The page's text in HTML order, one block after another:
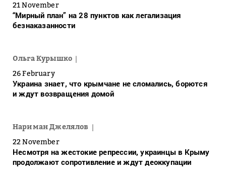
21 November
“Мирный план” на 28 пунктов как легализация
безнаказанности
Ольга Курышко
26 February
Украина знает, что крымчане не сломались, борются
и ждут возвращения домой
Нариман Джелялов
22 November
Несмотря на жестокие репрессии, украинцы в Крыму
продолжают сопротивление и ждут деоккупации